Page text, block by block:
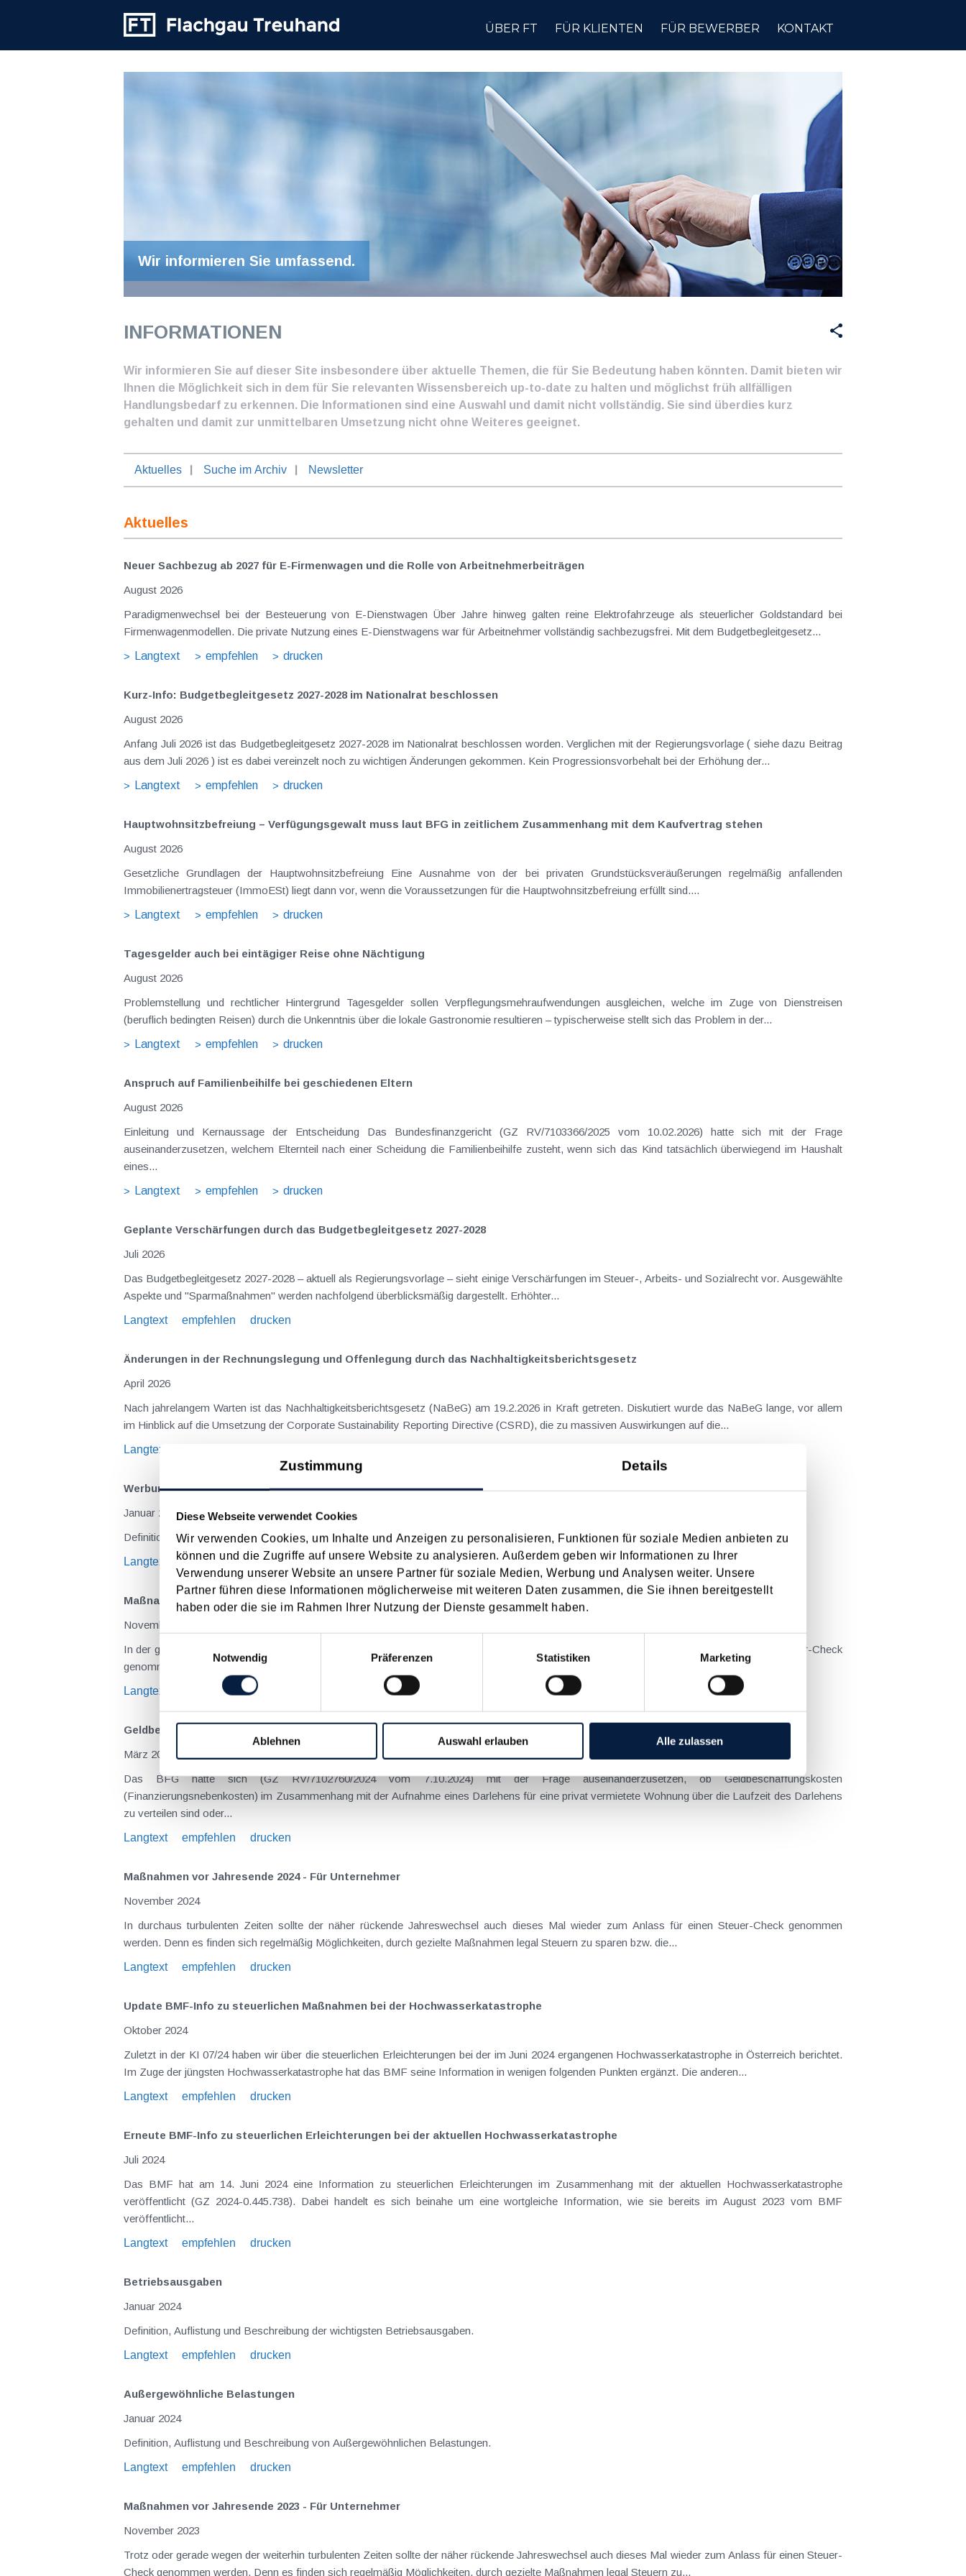
Zustimmung Details
Diese Webseite verwendet Cookies
Wir verwenden Cookies, um Inhalte und Anzeigen zu personalisieren, Funktionen für soziale Medien anbieten zu
können und die Zugriffe auf unsere Website zu analysieren. Außerdem geben wir Informationen zu Ihrer
Verwendung unserer Website an unsere Partner für soziale Medien, Werbung und Analysen weiter. Unsere
Partner führen diese Informationen möglicherweise mit weiteren Daten zusammen, die Sie ihnen bereitgestellt
haben oder die sie im Rahmen Ihrer Nutzung der Dienste gesammelt haben.
Notwendig
Präferenzen Statistiken Marketing
Ablehnen Auswahl erlauben Alle zulassen
ÜBER FT FÜR KLIENTEN FÜR BEWERBER KONTAKT
Wir informieren Sie umfassend.
INFORMATIONEN
Wir informieren Sie auf dieser Site insbesondere über aktuelle Themen, die für Sie Bedeutung haben könnten. Damit bieten wir
Ihnen die Möglichkeit sich in dem für Sie relevanten Wissensbereich up-to-date zu halten und möglichst früh allfälligen
Handlungsbedarf zu erkennen. Die Informationen sind eine Auswahl und damit nicht vollständig. Sie sind überdies kurz
gehalten und damit zur unmittelbaren Umsetzung nicht ohne Weiteres geeignet.
Aktuelles Suche im Archiv Newsletter
Aktuelles
Neuer Sachbezug ab 2027 für E-Firmenwagen und die Rolle von Arbeitnehmer​­beiträgen
August 2026
Paradigmenwechsel bei der Besteuerung von E-Dienstwagen Über Jahre hinweg galten reine Elektrofahrzeuge als steuerlicher Goldstandard bei
Firmenwagenmodellen. Die private Nutzung eines E-Dienstwagens war für Arbeitnehmer vollständig sachbezugsfrei. Mit dem Budgetbegleitgesetz...
Langtext
empfehlen drucken
Kurz-Info: Budgetbegleitgesetz 2027-2028 im Nationalrat beschlossen
August 2026
Anfang Juli 2026 ist das Budgetbegleitgesetz 2027-2028 im Nationalrat beschlossen worden. Verglichen mit der Regierungsvorlage ( siehe dazu Beitrag
aus dem Juli 2026 ) ist es dabei vereinzelt noch zu wichtigen Änderungen gekommen. Kein Progressionsvorbehalt bei der Erhöhung der...
Langtext
empfehlen drucken
Hauptwohnsitz​­befreiung – Verfügungsgewalt muss laut BFG in zeitlichem Zusammenhang mit dem Kaufvertrag stehen
August 2026
Gesetzliche Grundlagen der Hauptwohnsitzbefreiung Eine Ausnahme von der bei privaten Grundstücksveräußerungen regelmäßig anfallenden
Immobilienertragsteuer (ImmoESt) liegt dann vor, wenn die Voraussetzungen für die Hauptwohnsitzbefreiung erfüllt sind....
Langtext
empfehlen drucken
Tagesgelder auch bei eintägiger Reise ohne Nächtigung
August 2026
Problemstellung und rechtlicher Hintergrund Tagesgelder sollen Verpflegungsmehraufwendungen ausgleichen, welche im Zuge von Dienstreisen
(beruflich bedingten Reisen) durch die Unkenntnis über die lokale Gastronomie resultieren – typischerweise stellt sich das Problem in der...
Langtext
empfehlen drucken
Anspruch auf Familienbeihilfe bei geschiedenen Eltern
August 2026
Einleitung und Kernaussage der Entscheidung Das Bundesfinanzgericht (GZ RV/7103366/2025 vom 10.02.2026) hatte sich mit der Frage
auseinanderzusetzen, welchem Elternteil nach einer Scheidung die Familienbeihilfe zusteht, wenn sich das Kind tatsächlich überwiegend im Haushalt
eines...
Langtext
empfehlen drucken
Geplante Verschärfungen durch das Budgetbegleitgesetz 2027-2028
Juli 2026
Das Budgetbegleitgesetz 2027-2028 – aktuell als Regierungsvorlage – sieht einige Verschärfungen im Steuer-, Arbeits- und Sozialrecht vor. Ausgewählte
Aspekte und "Sparmaßnahmen" werden nachfolgend überblicksmäßig dargestellt. Erhöhter...
Langtext
empfehlen drucken
Änderungen in der Rechnungslegung und Offenlegung durch das Nachhaltigkeits­berichts­gesetz
April 2026
Nach jahrelangem Warten ist das Nachhaltigkeitsberichtsgesetz (NaBeG) am 19.2.2026 in Kraft getreten. Diskutiert wurde das NaBeG lange, vor allem
im Hinblick auf die Umsetzung der Corporate Sustainability Reporting Directive (CSRD), die zu massiven Auswirkungen auf die...
Langtext
Werbungskosten
Januar 2026
Definition, Auflistung und Beschreibung der wichtigsten Werbungskosten.
Langtext
empfehlen drucken
Maßnahmen vor Jahresende 2025 – für Unternehmer
November 2025
In der gerade wirtschaftlich herausfordernden Zeit sollte der näher rückende Jahreswechsel auch dieses Mal wieder zum Anlass für einen Steuer-Check
genommen werden. Denn es finden sich regelmäßig Möglichkeiten, durch gezielte Maßnahmen legal Steuern zu sparen...
Langtext
empfehlen drucken
Geldbeschaffungskosten für Darlehen sind laut BFG sofort abzugsfähig
März 2025
Das BFG hatte sich (GZ RV/7102760/2024 vom 7.10.2024) mit der Frage auseinanderzusetzen, ob Geldbeschaffungskosten
(Finanzierungsnebenkosten) im Zusammenhang mit der Aufnahme eines Darlehens für eine privat vermietete Wohnung über die Laufzeit des Darlehens
zu verteilen sind oder...
Langtext
empfehlen drucken
Maßnahmen vor Jahresende 2024 - Für Unternehmer
November 2024
In durchaus turbulenten Zeiten sollte der näher rückende Jahreswechsel auch dieses Mal wieder zum Anlass für einen Steuer-Check genommen
werden. Denn es finden sich regelmäßig Möglichkeiten, durch gezielte Maßnahmen legal Steuern zu sparen bzw. die...
Langtext
empfehlen drucken
Update BMF-Info zu steuerlichen Maßnahmen bei der Hochwasserkatastrophe
Oktober 2024
Zuletzt in der KI 07/24 haben wir über die steuerlichen Erleichterungen bei der im Juni 2024 ergangenen Hochwasserkatastrophe in Österreich berichtet.
Im Zuge der jüngsten Hochwasserkatastrophe hat das BMF seine Information in wenigen folgenden Punkten ergänzt. Die anderen...
Langtext
empfehlen drucken
Erneute BMF-Info zu steuerlichen Erleichterungen bei der aktuellen Hochwasserkatastrophe
Juli 2024
Das BMF hat am 14. Juni 2024 eine Information zu steuerlichen Erleichterungen im Zusammenhang mit der aktuellen Hochwasserkatastrophe
veröffentlicht (GZ 2024-0.445.738). Dabei handelt es sich beinahe um eine wortgleiche Information, wie sie bereits im August 2023 vom BMF
veröffentlicht...
Langtext
empfehlen drucken
Betriebsausgaben
Januar 2024
Definition, Auflistung und Beschreibung der wichtigsten Betriebsausgaben.
Langtext
empfehlen drucken
Außergewöhnliche Belastungen
Januar 2024
Definition, Auflistung und Beschreibung von Außergewöhnlichen Belastungen.
Langtext
empfehlen drucken
Maßnahmen vor Jahresende 2023 - Für Unternehmer
November 2023
Trotz oder gerade wegen der weiterhin turbulenten Zeiten sollte der näher rückende Jahreswechsel auch dieses Mal wieder zum Anlass für einen Steuer-
Check genommen werden. Denn es finden sich regelmäßig Möglichkeiten, durch gezielte Maßnahmen legal Steuern zu...